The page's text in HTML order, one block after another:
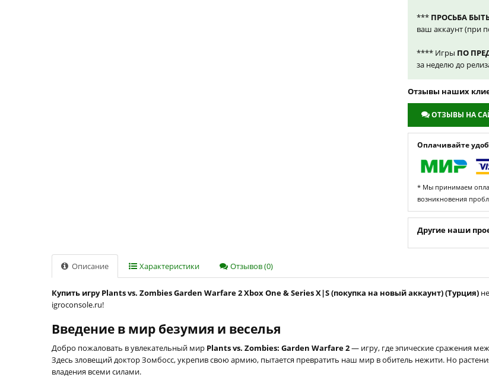
*** ПРОСЬБА
ваш аккаунт (при
**** Игры ПО
за неделю до
Отзывы наших
ОТЗЫВЫ НА
Оплачивайте
* Мы принимаем
возникновения
Другие наши
Описание Характеристики Отзывов (0)
Купить игру Plants vs. Zombies Garden Warfare 2 Xbox One & Series X|S (покупка на новый аккаунт) (Турция)
igroconsole.ru!
Введение в мир безумия и веселья
Добро пожаловать в увлекательный мир Plants vs. Zombies: Garden Warfare 2— игру, где эпические сражения
Здесь зловещий доктор Зомбосс, укрепив свою армию, пытается превратить наш мир в обитель нежити. Но
владения всеми силами.